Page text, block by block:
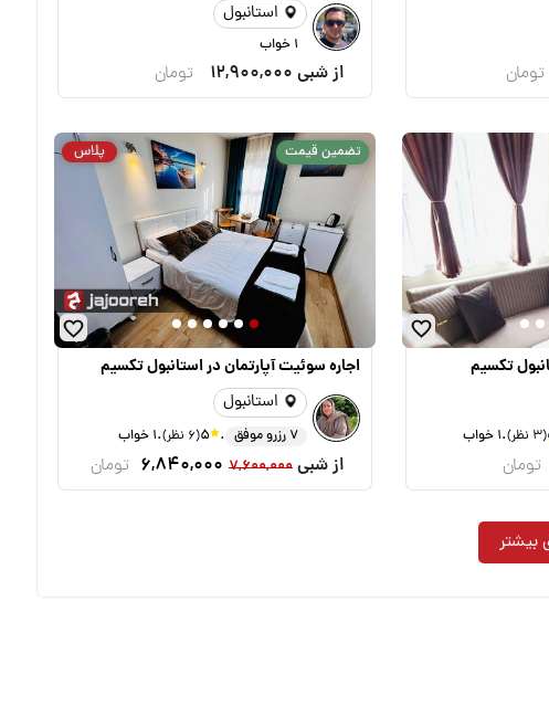
تومان
استانبول
1 خواب
از شبی 12,900,000 تومان
تکسیم
(3 نظر) .1 خواب
تومان
پلاس تضمین قیمت
اجاره سوئیت آپارتمان در استانبول تکسیم
استانبول
7 رزرو موفق .
5(6 نظر) .1 خواب
از شبی7,600,000
6,840,000 تومان
بیشتر